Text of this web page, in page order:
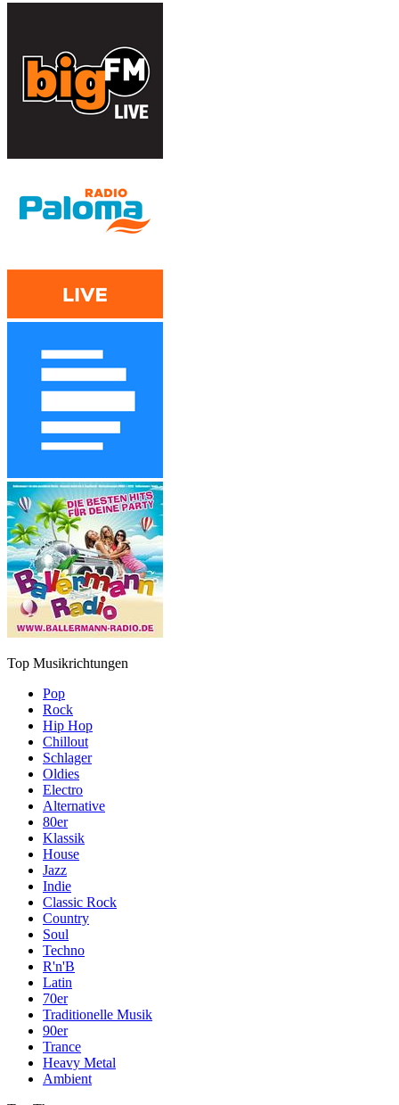
Top Musikrichtungen
Pop
Rock
Hip Hop
Chillout
Schlager
Oldies
Electro
Alternative
80er
Klassik
House
Jazz
Indie
Classic Rock
Country
Soul
Techno
R'n'B
Latin
70er
Traditionelle Musik
90er
Trance
Heavy Metal
Ambient